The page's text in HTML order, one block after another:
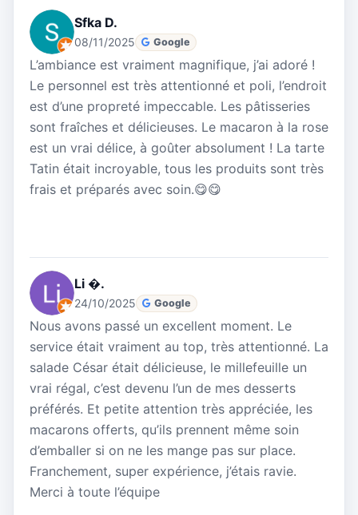
Sfka D.
08/11/2025 Google
L’ambiance est vraiment magnifique, j’ai adoré !
Le personnel est très attentionné et poli, l’endroit
est d’une propreté impeccable. Les pâtisseries
sont fraîches et délicieuses. Le macaron à la rose
est un vrai délice, à goûter absolument ! La tarte
Tatin était incroyable, tous les produits sont très
frais et préparés avec soin.😋😋
Li �.
24/10/2025 Google
Nous avons passé un excellent moment. Le
service était vraiment au top, très attentionné. La
salade César était délicieuse, le millefeuille un
vrai régal, c’est devenu l’un de mes desserts
préférés. Et petite attention très appréciée, les
macarons offerts, qu’ils prennent même soin
d’emballer si on ne les mange pas sur place.
Franchement, super expérience, j’étais ravie.
Merci à toute l’équipe